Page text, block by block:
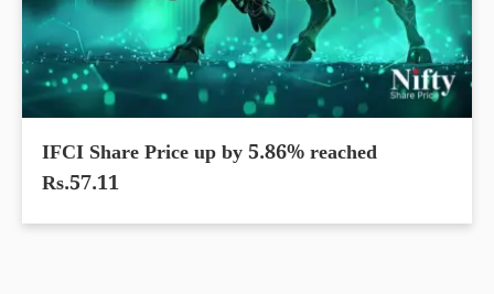
IFCI Share Price up by 5.86% reached
Rs.57.11